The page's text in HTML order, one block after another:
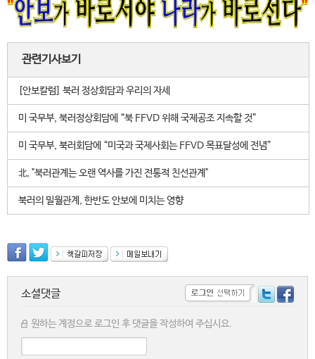
관련기사보기
[안보칼럼] 북러 정상회담과 우리의 자세
미 국무부, 북러정상회담에 “북 FFVD 위해 국제공조 지속할 것”
미 국무부, 북러회담에 “미국과 국제사회는 FFVD 목표달성에 전념”
北, "북러관계는 오랜 역사를 가진 전통적 친선관계"
북러의 밀월관계, 한반도 안보에 미치는 영향
소셜댓글
원하는 계정으로 로그인 후 댓글을 작성하여 주십시요.